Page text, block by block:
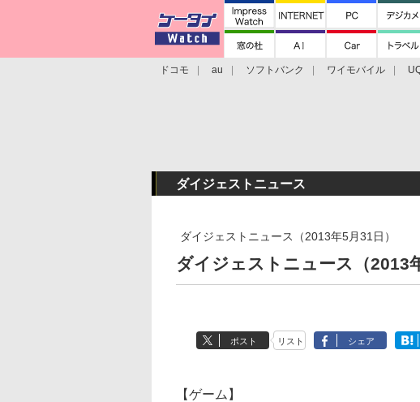
ドコモ au ソフトバンク ワイモバイル
ダイジェストニュース
ダイジェストニュース（2013年5月31日）
ダイジェストニュース（2013
ポスト リスト シェア
【ゲーム】